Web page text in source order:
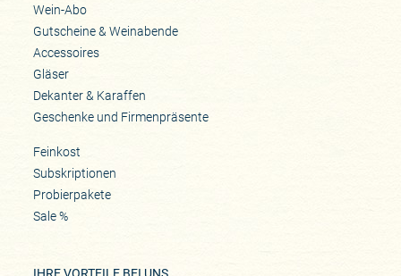
Wein-Abo
Gutscheine & Weinabende
Accessoires
Gläser
Dekanter & Karaffen
Geschenke und Firmenpräsente
Feinkost
Subskriptionen
Probierpakete
Sale %